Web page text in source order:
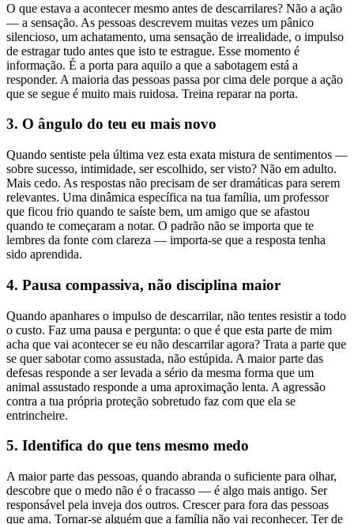
O que estava a acontecer mesmo antes de descarrilares? Não a ação
— a sensação. As pessoas descrevem muitas vezes um pânico
silencioso, um achatamento, uma sensação de irrealidade, o impulso
de estragar tudo antes que isto te estrague. Esse momento é
informação. É a porta para aquilo a que a sabotagem está a
responder. A maioria das pessoas passa por cima dele porque a ação
que se segue é muito mais ruidosa. Treina reparar na porta.
3. O ângulo do teu eu mais novo
Quando sentiste pela última vez esta exata mistura de sentimentos —
sobre sucesso, intimidade, ser escolhido, ser visto? Não em adulto.
Mais cedo. As respostas não precisam de ser dramáticas para serem
relevantes. Uma dinâmica específica na tua família, um professor
que ficou frio quando te saíste bem, um amigo que se afastou
quando te começaram a notar. O padrão não se importa que te
lembres da fonte com clareza — importa-se que a resposta tenha
sido aprendida.
4. Pausa compassiva, não disciplina maior
Quando apanhares o impulso de descarrilar, não tentes resistir a todo
o custo. Faz uma pausa e pergunta: o que é que esta parte de mim
acha que vai acontecer se eu não descarrilar agora? Trata a parte que
se quer sabotar como assustada, não estúpida. A maior parte das
defesas responde a ser levada a sério da mesma forma que um
animal assustado responde a uma aproximação lenta. A agressão
contra a tua própria proteção sobretudo faz com que ela se
entrincheire.
5. Identifica do que tens mesmo medo
A maior parte das pessoas, quando abranda o suficiente para olhar,
descobre que o medo não é o fracasso — é algo mais antigo. Ser
responsável pela inveja dos outros. Crescer para fora das pessoas
que ama. Tornar-se alguém que a família não vai reconhecer. Ter de